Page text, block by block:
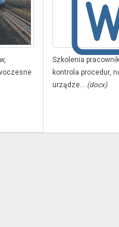
Szkolenia
kontrola procedur,
urządze... (docx)